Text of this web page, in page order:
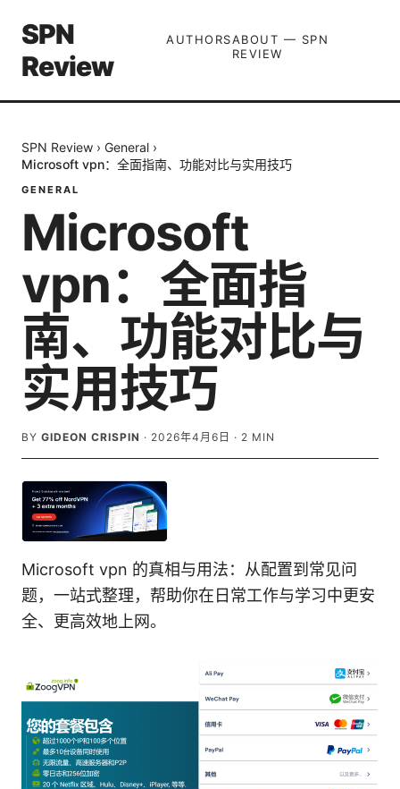
SPN
Review
AUTHORSABOUT — SPN
REVIEW
SPN Review › General ›
Microsoft vpn：全面指南、功能对比与实用技巧
GENERAL
Microsoft
vpn：全面指
南、功能对比与
实用技巧
BY GIDEON CRISPIN · 2026年4月6日 · 2 MIN
Microsoft vpn 的真相与用法：从配置到常见问
题，一站式整理，帮助你在日常工作与学习中更安
全、更高效地上网。